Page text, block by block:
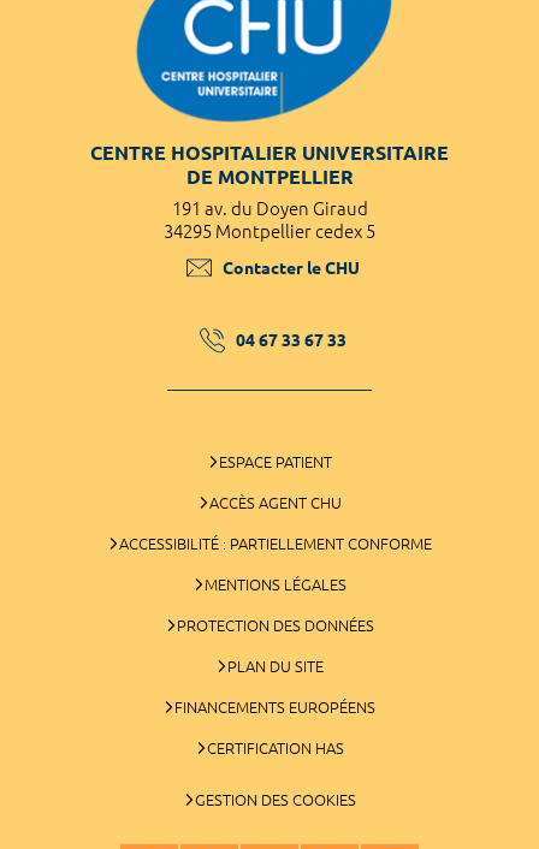
CENTRE HOSPITALIER UNIVERSITAIRE
DE MONTPELLIER
191 av. du Doyen Giraud
34295 Montpellier cedex 5
Contacter le CHU
04 67 33 67 33
ESPACE PATIENT
ACCÈS AGENT CHU
ACCESSIBILITÉ : PARTIELLEMENT CONFORME
MENTIONS LÉGALES
PROTECTION DES DONNÉES
PLAN DU SITE
FINANCEMENTS EUROPÉENS
CERTIFICATION HAS
GESTION DES COOKIES